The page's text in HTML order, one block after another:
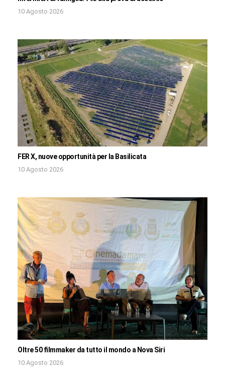
10 Agosto 2026
FER X, nuove opportunità per la Basilicata
10 Agosto 2026
Oltre 50 filmmaker da tutto il mondo a Nova Siri
10 Agosto 2026